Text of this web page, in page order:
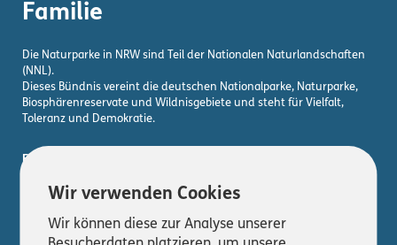
Wir verwenden Cookies
Wir können diese zur Analyse unserer
Familie
Die Naturparke in NRW sind Teil der Nationalen Naturlandschaften
(NNL).
Dieses Bündnis vereint die deutschen Nationalparke, Naturparke,
Biosphärenreservate und Wildnisgebiete und steht für Vielfalt,
Toleranz und Demokratie.
Erfahre hier mehr!